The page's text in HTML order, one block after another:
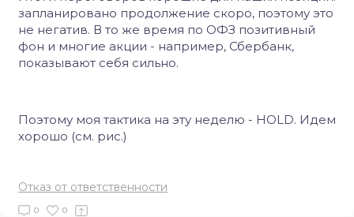
запланировано продолжение скоро, поэтому это
не негатив. В то же время по ОФЗ позитивный
фон и многие акции - например, Сбербанк,
показывают себя сильно.
Поэтому моя тактика на эту неделю - HOLD. Идем
хорошо (см. рис.)
Отказ от ответственности
0 0